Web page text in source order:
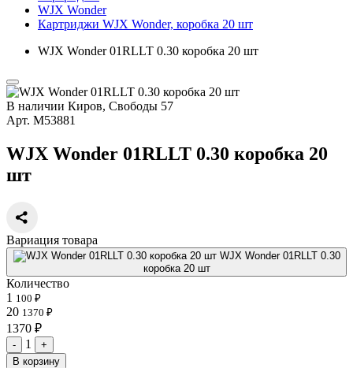
WJX Wonder
Картриджи WJX Wonder, коробка 20 шт
WJX Wonder 01RLLT 0.30 коробка 20 шт
В наличии Киров, Свободы 57
Арт. М53881
WJX Wonder 01RLLT 0.30 коробка 20
шт
Вариация товара
WJX Wonder 01RLLT 0.30
коробка 20 шт
Количество
1 100 ₽
20 1370 ₽
1370 ₽
- 1
+
В корзину